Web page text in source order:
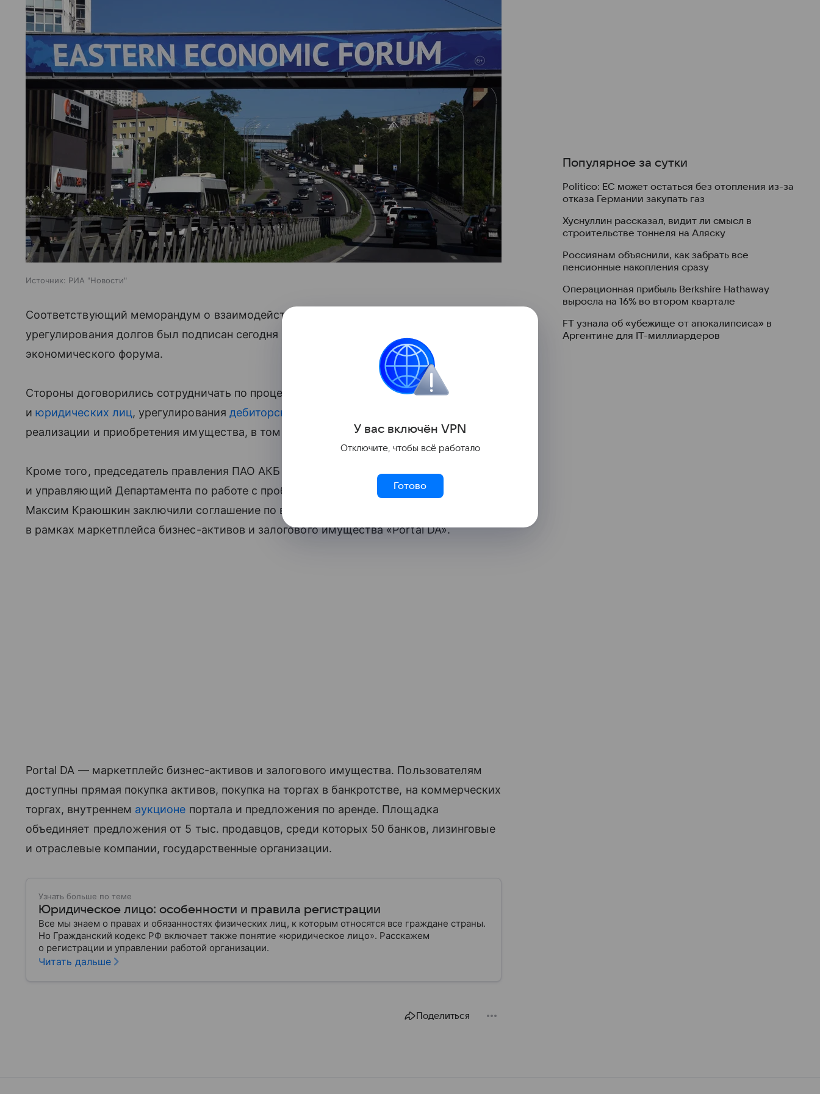
Источник: РИА "Новости"
Соответствующий меморандум о взаимодействии в вопросах банкротства,
урегулирования долгов был подписан сегодня в рамках IX Восточного
экономического форума.
Стороны договорились сотрудничать по процедурам банкротства физических
июридических лиц, урегулирования дебиторской задолженности
реализации и приобретения имущества, в том числе непрофильных активов.
Кроме того, председатель правления ПАО АКБ «Приморье» Андрей Зверев
и управляющий Департамента по работе с проблемными активамиСбербанка
Максим Краюшкин заключили соглашение по вопросам взаимодействия сторон
в рамках маркетплейса бизнес-активов и залогового имущества «Portal DA».
Portal DA — маркетплейс бизнес-активов и залогового имущества. Пользователям
доступны прямая покупка активов, покупка на торгах в банкротстве, на коммерческих
торгах, внутреннем аукционе портала и предложения по аренде. Площадка
объединяет предложения от 5 тыс. продавцов, среди которых 50 банков, лизинговые
и отраслевые компании, государственные организации.
Узнать больше по теме
Юридическое лицо: особенности и правила регистрации
Все мы знаем о правах и обязанностях физических лиц, к которым относятся все граждане страны.
Но Гражданский кодекс РФ включает также понятие «юридическое лицо». Расскажем
о регистрации и управлении работой организации.
Читать дальше
Поделиться
Популярное за сутки
Politico: ЕС может остаться без отопления из-за
отказа Германии закупать газ
Хуснуллин рассказал, видит ли смысл в
строительстве тоннеля на Аляску
Россиянам объяснили, как забрать все
пенсионные накопления сразу
Операционная прибыль Berkshire Hathaway
выросла на 16% во втором квартале
FT узнала об «убежище от апокалипсиса» в
Аргентине для IT-миллиардеров
У вас включён VPN
Отключите, чтобы всё работало
Готово